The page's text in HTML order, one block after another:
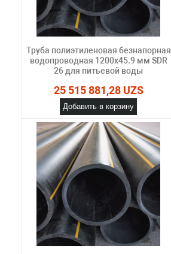
Труба полиэтиленовая безнапорная
водопроводная 1200х45.9 мм SDR
26 для питьевой воды
25 515 881,28 UZS
Добавить в корзину